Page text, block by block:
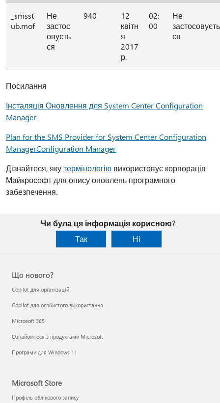
_smsst
ub.mof
Не
застос
овуєть
ся
940
12
квітн
я
2017
р.
02:
00
Не
застосовуєть
ся
Посилання
Інсталяція Оновлення для System Center Configuration
Manager
Plan for the SMS Provider for System Center Configuration
ManagerConfiguration Manager
Дізнайтеся, якутермінологію використовує корпорація
Майкрософт для опису оновлень програмного
забезпечення.
Чи була ця інформація корисною?
Так
Ні
Що нового?
Copilot для організацій
Copilot для особистого використання
Microsoft 365
Ознайомтеся з продуктами Microsoft
Програми для Windows 11
Microsoft Store
Профіль облікового запису